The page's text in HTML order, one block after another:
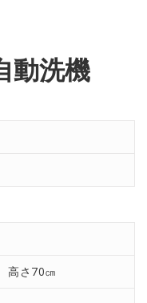
動洗機
さ70㎝